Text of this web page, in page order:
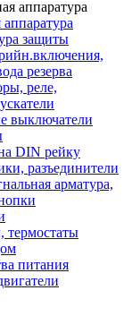
защиты
резерва
реле,
выключатели
DIN рейку
разъединители
арматура,
термостаты
питания